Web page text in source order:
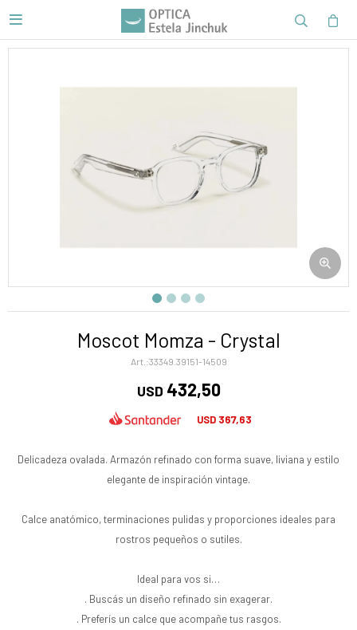

Moscot Momza - Crystal
33349.39151-14509
USD 432,50
USD 367,63
Delicadeza ovalada. Armazón refinado con forma suave, liviana y estilo
elegante de inspiración vintage.
Calce anatómico, terminaciones pulidas y proporciones ideales para
rostros pequeños o sutiles.
Ideal para vos si…
. Buscás un diseño refinado sin exagerar.
. Preferís un calce que acompañe tus rasgos.